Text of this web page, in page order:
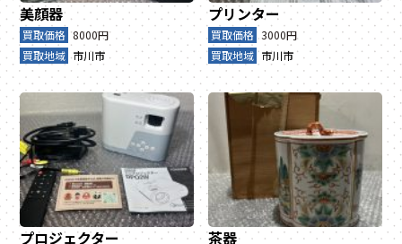
美顔器
買取価格 8000円
買取地域 市川市
プリンター
買取価格 3000円
買取地域 市川市
プロジェクター 茶器